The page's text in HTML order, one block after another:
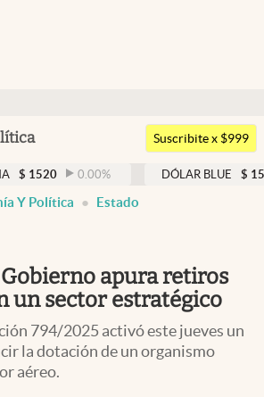
Argentina
Uruguay
Suscribite x $999
0.00% DÓLAR BLUE $ 1525 -0.33
Y Política Estado
apura retiros
un sector estratégico
794/2025 activó este jueves un
la dotación de un organismo
aéreo.